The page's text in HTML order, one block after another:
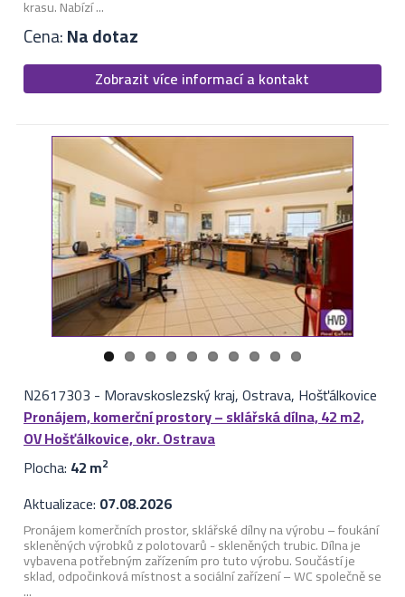
krasu. Nabízí ...
Cena:Na dotaz
Zobrazit více informací a kontakt
N2617303 - Moravskoslezský kraj, Ostrava, Hošťálkovice
Pronájem, komerční prostory – sklářská dílna, 42 m2,
OV Hošťálkovice, okr. Ostrava
Plocha: 42 m2
Aktualizace: 07.08.2026
Pronájem komerčních prostor, sklářské dílny na výrobu – foukání
skleněných výrobků z polotovarů - skleněných trubic. Dílna je
vybavena potřebným zařízením pro tuto výrobu. Součástí je
sklad, odpočinková místnost a sociální zařízení – WC společně se
...